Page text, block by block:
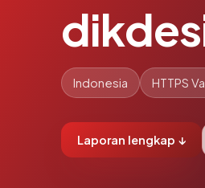
Indonesia HTTPS
Laporan lengkap ↓